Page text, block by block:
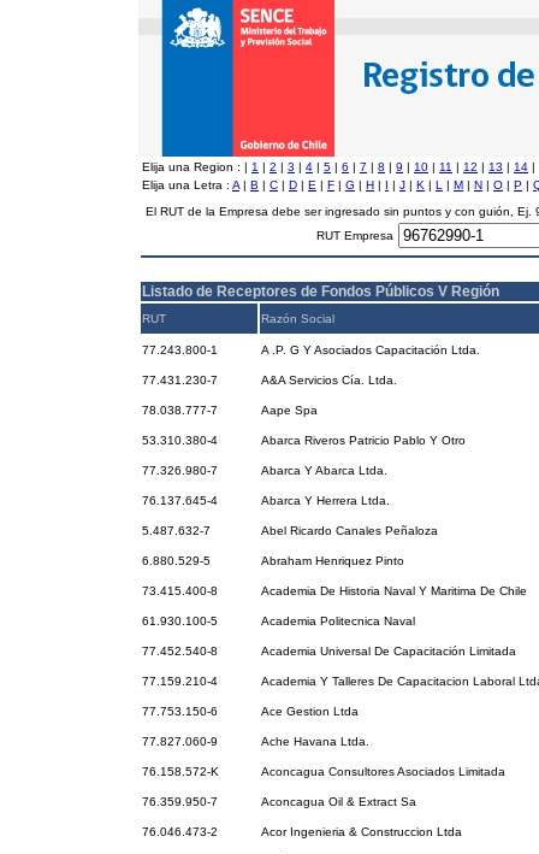
Elija una Region : | 1 | 2 | 3 | 4 | 5 | 6 | 7 | 8 | 9 | 10 | 11 | 12 | 13 | 14 |
Elija una Letra : A | B | C | D | E | F | G | H | I | J | K | L | M | N | O | P |
El RUT de la Empresa debe ser ingresado sin puntos y con guión, Ej.
RUT Empresa
Listado de Receptores de Fondos Públicos V Región
RUT Razón Social
77.243.800-1 A .P. G Y Asociados Capacitación Ltda.
77.431.230-7 A&A Servicios Cía. Ltda.
78.038.777-7 Aape Spa
53.310.380-4 Abarca Riveros Patricio Pablo Y Otro
77.326.980-7 Abarca Y Abarca Ltda.
76.137.645-4 Abarca Y Herrera Ltda.
5.487.632-7 Abel Ricardo Canales Peñaloza
6.880.529-5 Abraham Henriquez Pinto
73.415.400-8 Academia De Historia Naval Y Maritima De Chile
61.930.100-5 Academia Politecnica Naval
77.452.540-8 Academia Universal De Capacitación Limitada
77.159.210-4 Academia Y Talleres De Capacitacion Laboral
77.753.150-6 Ace Gestion Ltda
77.827.060-9 Ache Havana Ltda.
76.158.572-K Aconcagua Consultores Asociados Limitada
76.359.950-7 Aconcagua Oil & Extract Sa
76.046.473-2 Acor Ingenieria & Construccion Ltda